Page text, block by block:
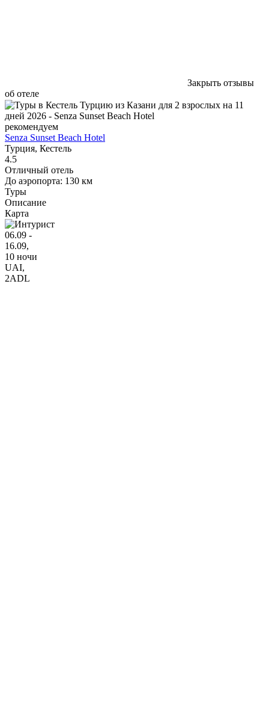
Закрыть отзывы
об отеле
рекомендуем
Senza Sunset Beach Hotel
Турция, Кестель
4.5
Отличный отель
До аэропорта: 130 км
Туры
Описание
Карта
06.09 -
16.09,
10 ночи
UAI,
2ADL